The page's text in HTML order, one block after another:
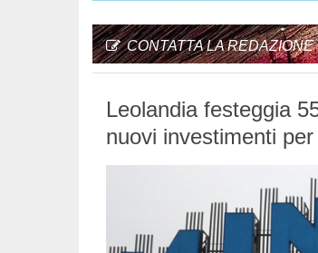
CONTATTA LA REDAZIONE
Leolandia festeggia
nuovi investimenti